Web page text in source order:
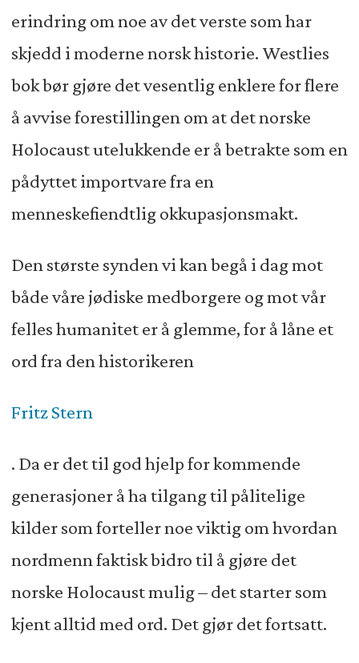
erindring om noe av det verste som har
skjedd i moderne norsk historie. Westlies
bok bør gjøre det vesentlig enklere for flere
å avvise forestillingen om at det norske
Holocaust utelukkende er å betrakte som en
pådyttet importvare fra en
menneskefiendtlig okkupasjonsmakt.
Den største synden vi kan begå i dag mot
både våre jødiske medborgere og mot vår
felles humanitet er å glemme, for å låne et
ord fra den historikeren
Fritz Stern
. Da er det til god hjelp for kommende
generasjoner å ha tilgang til pålitelige
kilder som forteller noe viktig om hvordan
nordmenn faktisk bidro til å gjøre det
norske Holocaust mulig – det starter som
kjent alltid med ord. Det gjør det fortsatt.